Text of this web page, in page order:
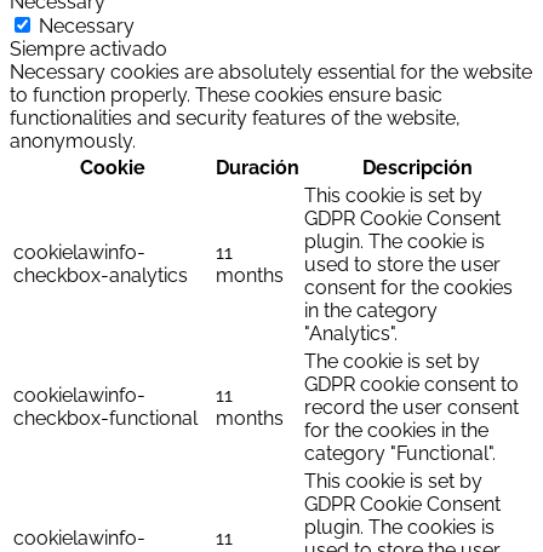
Necessary
Siempre activado
Necessary cookies are absolutely essential for the website
to function properly. These cookies ensure basic
functionalities and security features of the website,
anonymously.
Cookie
Duración Descripción
cookielawinfo-
checkbox-analytics
11
months
This cookie is set by
GDPR Cookie Consent
plugin. The cookie is
used to store the user
consent for the cookies
in the category
"Analytics".
cookielawinfo-
checkbox-functional
11
months
The cookie is set by
GDPR cookie consent to
record the user consent
for the cookies in the
category "Functional".
cookielawinfo-
11
This cookie is set by
GDPR Cookie Consent
plugin. The cookies is